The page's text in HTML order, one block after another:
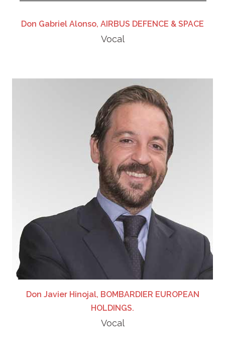
Don Gabriel Alonso, AIRBUS DEFENCE & SPACE
Vocal
Don Javier Hinojal, BOMBARDIER EUROPEAN
HOLDINGS.
Vocal